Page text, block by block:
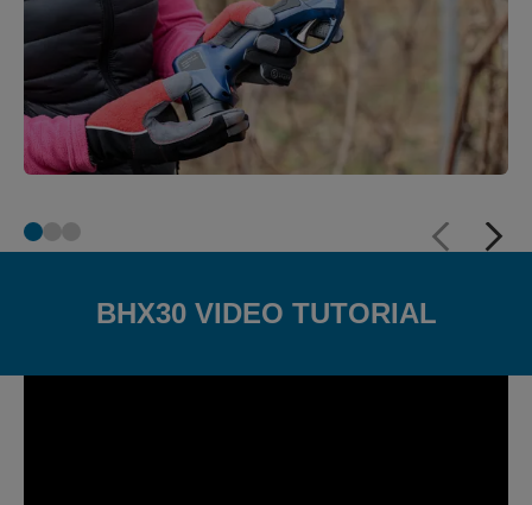
BHX30 VIDEO TUTORIAL